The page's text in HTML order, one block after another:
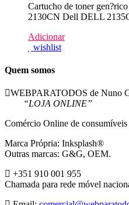
Cartucho de toner
2130CN Dell DELL
Adicionar
wishlist
Quem somos
WEBPARATODOS de Nuno
“LOJA ONLINE”
Comércio Online de consumíveis
Marca Própria: Inksplash®
Outras marcas: G&G, OEM.
+351 910 001 955
Chamada para rede móvel